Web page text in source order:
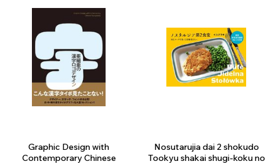
Graphic Design with
Contemporary Chinese
Nosutarujia dai 2 shokudo
Tookyu shakai shugi-koku no